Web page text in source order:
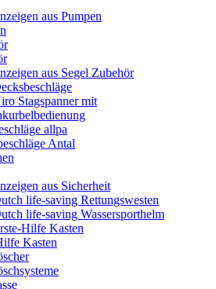
aus Pumpen
aus Segel Zubehör
Stagspanner mit
allpa
Antal
aus Sicherheit
life-saving Rettungswesten
life-saving Wassersporthelm
Hilfe Kasten
Kasten